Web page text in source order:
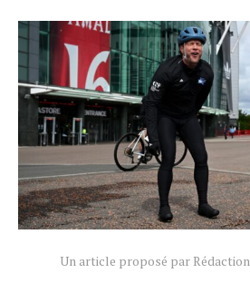
Un article proposé par Rédaction